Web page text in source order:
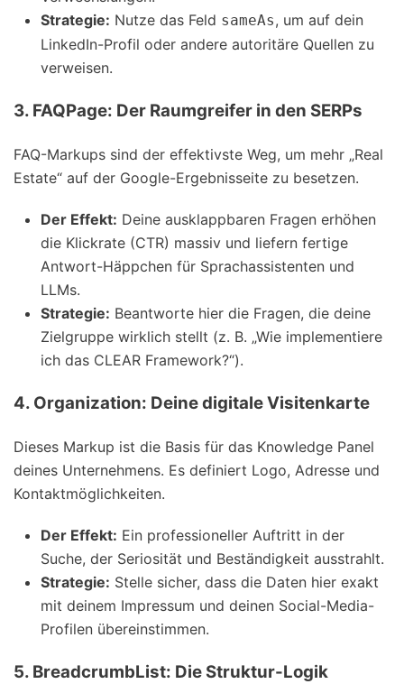
Strategie: Nutze das Feld sameAs, um auf dein
LinkedIn-Profil oder andere autoritäre Quellen zu
verweisen.
3. FAQPage: Der Raumgreifer in den SERPs
FAQ-Markups sind der effektivste Weg, um mehr „Real
Estate“ auf der Google-Ergebnisseite zu besetzen.
Der Effekt: Deine ausklappbaren Fragen erhöhen
die Klickrate (CTR) massiv und liefern fertige
Antwort-Häppchen für Sprachassistenten und
LLMs.
Strategie: Beantworte hier die Fragen, die deine
Zielgruppe wirklich stellt (z. B. „Wie implementiere
ich das CLEAR Framework?“).
4. Organization: Deine digitale Visitenkarte
Dieses Markup ist die Basis für das Knowledge Panel
deines Unternehmens. Es definiert Logo, Adresse und
Kontaktmöglichkeiten.
Der Effekt: Ein professioneller Auftritt in der
Suche, der Seriosität und Beständigkeit ausstrahlt.
Strategie: Stelle sicher, dass die Daten hier exakt
mit deinem Impressum und deinen Social-Media-
Profilen übereinstimmen.
5. BreadcrumbList: Die Struktur-Logik